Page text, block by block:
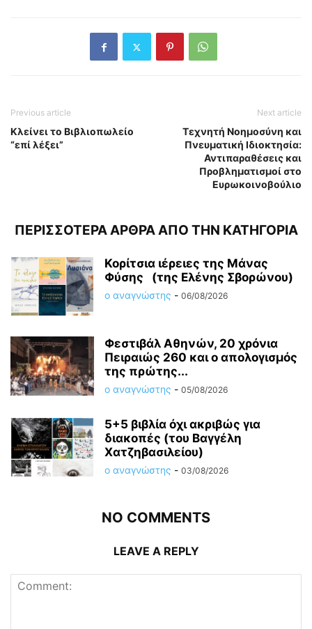
Previous article
Κλείνει το Βιβλιοπωλείο
“επί λέξει”
Next article
Τεχνητή Νοημοσύνη και
Πνευματική Ιδιοκτησία:
Αντιπαραθέσεις και
Προβληματισμοί στο
Ευρωκοινοβούλιο
ΠΕΡΙΣΣΟΤΕΡΑ ΑΡΘΡΑ ΑΠΟ ΤΗΝ ΚΑΤΗΓΟΡΙΑ
Κορίτσια ιέρειες της Μάνας
Φύσης (της Ελένης Σβορώνου)
ο αναγνώστης - 06/08/2026
Φεστιβάλ Αθηνών, 20 χρόνια
Πειραιώς 260 και ο απολογισμός
της πρώτης...
ο αναγνώστης - 05/08/2026
5+5 βιβλία όχι ακριβώς για
διακοπές (του Βαγγέλη
Χατζηβασιλείου)
ο αναγνώστης - 03/08/2026
NO COMMENTS
LEAVE A REPLY